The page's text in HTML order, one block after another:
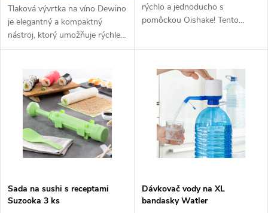
Tlaková vývrtka na víno Dewino
je elegantný a kompaktný
nástroj, ktorý umožňuje rýchle
a bezpečné otváranie fliaš bez
inovatívny dizajn zaručuje
jednoduché použitie a je
ideálnym darčekom pre
milovníkov vína. ​
rýchlo a jednoducho s
pomôckou Oishake! Tento
vytvoriť profesionálne rolky bez
začiatočníkov aj skúsených
Sada na sushi s receptami
Suzooka 3 ks
Dávkovač vody na XL
bandasky Watler